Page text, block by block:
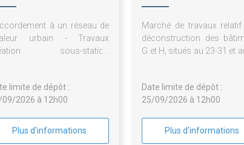
à un réseau de
urbain - Travaux
sous-station
limite de dépôt :
09/2026 à 12h00
Plus d'informations
Marché de travaux
déconstruction des
G et H, situés au 23-31 et
Duvernois, à Paris 20ème
Date limite de dépôt :
25/09/2026 à 12h00
Plus d'informations